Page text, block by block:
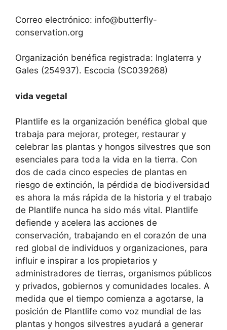
Correo electrónico: info@butterfly-
conservation.org
Organización benéfica registrada: Inglaterra y
Gales (254937). Escocia (SC039268)
vida vegetal
Plantlife es la organización benéfica global que
trabaja para mejorar, proteger, restaurar y
celebrar las plantas y hongos silvestres que son
esenciales para toda la vida en la tierra. Con
dos de cada cinco especies de plantas en
riesgo de extinción, la pérdida de biodiversidad
es ahora la más rápida de la historia y el trabajo
de Plantlife nunca ha sido más vital. Plantlife
defiende y acelera las acciones de
conservación, trabajando en el corazón de una
red global de individuos y organizaciones, para
influir e inspirar a los propietarios y
administradores de tierras, organismos públicos
y privados, gobiernos y comunidades locales. A
medida que el tiempo comienza a agotarse, la
posición de Plantlife como voz mundial de las
plantas y hongos silvestres ayudará a generar